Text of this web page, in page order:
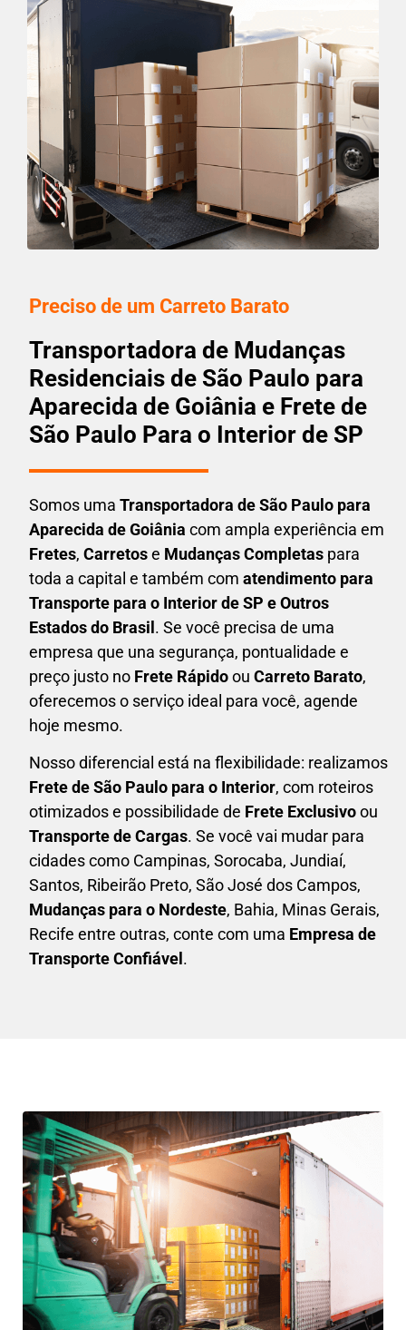
Preciso de um Carreto Barato
Transportadora de Mudanças
Residenciais de São Paulo para
Aparecida de Goiânia e Frete de
São Paulo Para o Interior de SP
Somos uma Transportadora de São Paulo para
Aparecida de Goiânia com ampla experiência em
Fretes, Carretose Mudanças Completas para
toda a capital e também com atendimento para
Transporte para o Interior de SP e Outros
Estados do Brasil . Se você precisa de uma
empresa que una segurança, pontualidade e
preço justo no Frete Rápidoou Carreto Barato,
oferecemos o serviço ideal para você, agende
hoje mesmo.
Nosso diferencial está na flexibilidade: realizamos
Frete de São Paulo para o Interior, com roteiros
otimizados e possibilidade de Frete Exclusivoou
Transporte de Cargas. Se você vai mudar para
cidades como Campinas, Sorocaba, Jundiaí,
Santos, Ribeirão Preto, São José dos Campos,
Mudanças para o Nordeste, Bahia, Minas Gerais,
Recife entre outras, conte com uma Empresa de
Transporte Confiável .